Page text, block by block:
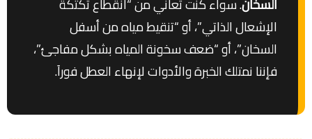
الإشعال الذاتي”، أو “تنقيط مياه من أسفل
السخان”، أو “ضعف سخونة المياه بشكل مفاجئ”،
فإننا نمتلك الخبرة والأدوات لإنهاء العطل فوراَ.